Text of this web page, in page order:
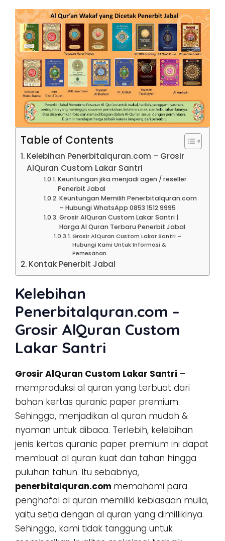
Table of Contents
Kelebihan Penerbitalquran.com – Grosir
AlQuran Custom Lakar Santri
Keuntungan jika menjadi agen / reseller
Penerbit Jabal
Keuntungan Memilih Penerbitalquran.com
– Hubungi WhatsApp 0853 1512 9995
Grosir AlQuran Custom Lakar Santri |
Harga Al Quran Terbaru Penerbit Jabal
Grosir AlQuran Custom Lakar Santri –
Hubungi Kami Untuk Informasi &
Pemesanan
Kontak Penerbit Jabal
Kelebihan
Penerbitalquran.com –
Grosir AlQuran Custom
Lakar Santri
Grosir AlQuran Custom Lakar Santri –
memproduksi al quran yang terbuat dari
bahan kertas quranic paper premium.
Sehingga, menjadikan al quran mudah &
nyaman untuk dibaca. Terlebih, kelebihan
jenis kertas quranic paper premium ini dapat
membuat al quran kuat dan tahan hingga
puluhan tahun. Itu sebabnya,
penerbitalquran.com memahami para
penghafal al quran memiliki kebiasaan mulia,
yaitu setia dengan al quran yang dimillikinya.
Sehingga, kami tidak tanggung untuk